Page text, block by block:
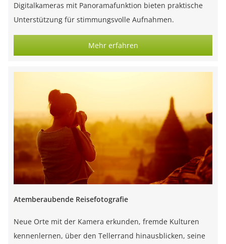
Digitalkameras mit Panoramafunktion bieten praktische
Unterstützung für stimmungsvolle Aufnahmen.
Mehr erfahren
Atemberaubende Reisefotografie
Neue Orte mit der Kamera erkunden, fremde Kulturen
kennenlernen, über den Tellerrand hinausblicken, seine